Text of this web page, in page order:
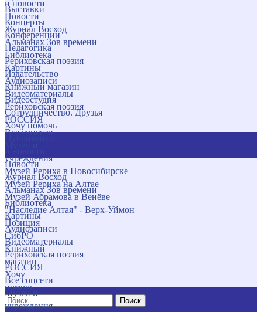
и новости
Новости
Журнал Восход
Альманах Зов времени
Библиотека
Картины
Аудиозаписи
Видеоматериалы
Рериховская поэзия
РОССИЯ
Все соцсети
учреждения
Музей Рериха в Новосибирске
Музей Рериха на Алтае
Музей Абрамова в Венёве
"Наследие Алтая" - Верх-Уймон
Позиция
СибРО
Книжный
магазин
Хочу
помочь
Поиск
Выставки
Концерты
Конференции
Педагогика
Рериховская поэзия
Издательство
Книжный магазин
Видеостудия
Сотрудничество. Друзья
Хочу помочь
Новости
Журнал Восход
Альманах Зов времени
Библиотека
Картины
Аудиозаписи
Видеоматериалы
Рериховская поэзия
РОССИЯ
Все соцсети
Музеи и
учреждения